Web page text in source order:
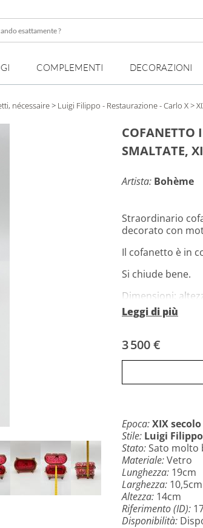
COMPLEMENTI DECORAZIONI
nécessaire> Luigi Filippo - Restaurazione - Carlo X>
COFANETTO
SMALTATE,
Artista: Bohème
Straordinario
decorato con
Il cofanetto è in
Si chiude bene.
Dimensioni:
Larghezza: 19 cm
Spediamo in
Leggi di più
3 500 €
Epoca:XIX secolo
Stile: Luigi
Stato:Sato molto
Materiale:Vetro
Lunghezza: 19cm
Larghezza: 10,5cm
Altezza: 14cm
Riferimento (ID):
Disponibilità: